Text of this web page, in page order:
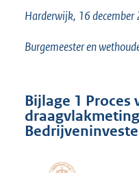
Harderwijk, 16 december
Burgemeester en
Bijlage 1 Proces
draagvlakmeting